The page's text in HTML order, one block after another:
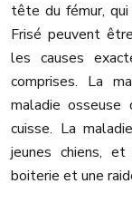
tête du fémur,
Frisé peuvent
les causes
comprises. La
maladie
cuisse. La
jeunes chiens,
boiterie et une